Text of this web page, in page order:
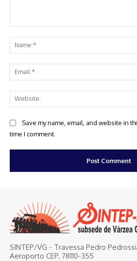
Save my name, email, and website in
time I comment.
SINTEP/VG - Travessa Pedro
Aeroporto CEP. 78110-355